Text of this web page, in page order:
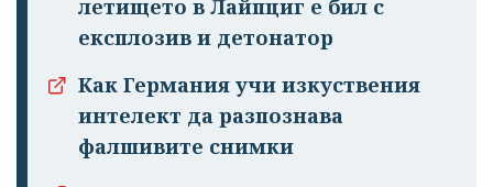
профила си!
летището в Лайпциг е бил с
експлозив и детонатор
Как Германия учи изкуствения
интелект да разпознава
фалшивите снимки